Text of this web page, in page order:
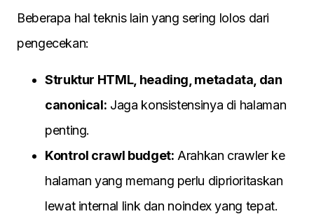
Beberapa hal teknis lain yang sering lolos dari
pengecekan:
Struktur HTML, heading, metadata, dan
canonical: Jaga konsistensinya di halaman
penting.
Kontrol crawl budget: Arahkan crawler ke
halaman yang memang perlu diprioritaskan
lewat internal link dan noindex yang tepat.